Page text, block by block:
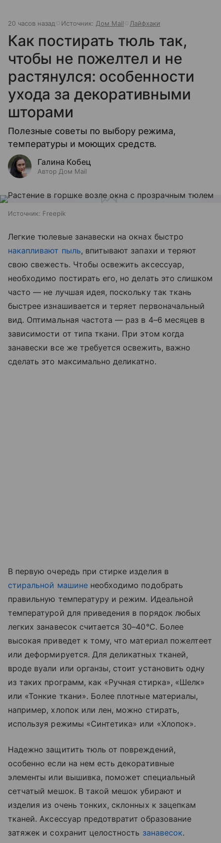
20 часов назад Источник: Дом Mail Лайфхаки
Как постирать тюль так,
чтобы не пожелтел и не
растянулся: особенности
ухода за декоративными
шторами
Полезные советы по выбору режима,
температуры и моющих средств.
Галина Кобец
Автор Дом Mail
Источник: Freepik
Легкие тюлевые занавески на окнах быстро
накапливают пыль, впитывают запахи и теряют
свою свежесть. Чтобы освежить аксессуар,
необходимо постирать его, но делать это слишком
часто — не лучшая идея, поскольку так ткань
быстрее изнашивается и теряет первоначальный
вид. Оптимальная частота — раз в 4–6 месяцев в
зависимости от типа ткани. При этом когда
занавески все же требуется освежить, важно
сделать это максимально деликатно.
В первую очередь при стирке изделия в
стиральной машиненеобходимо подобрать
правильную температуру и режим. Идеальной
температурой для приведения в порядок любых
легких занавесок считается 30–40°C. Более
высокая приведет к тому, что материал пожелтеет
или деформируется. Для деликатных тканей,
вроде вуали или органзы, стоит установить одну
из таких программ, как «‎Ручная стирка», «‎Шелк»
или «‎Тонкие ткани». Более плотные материалы,
например, хлопок или лен, можно стирать,
используя режимы «‎Синтетика» или «‎Хлопок».
Надежно защитить тюль от повреждений,
особенно если на нем есть декоративные
элементы или вышивка, поможет специальный
сетчатый мешок. В такой мешок убирают и
изделия из очень тонких, склонных к зацепкам
тканей. Аксессуар предотвратит образование
затяжек и сохранит целостность занавесок.